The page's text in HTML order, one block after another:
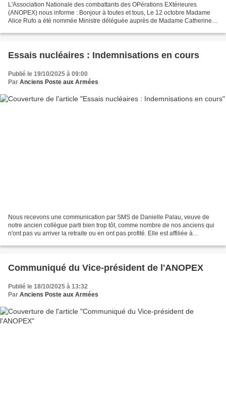
L'Association Nationale des combattants des OPérations EXtérieures
(ANOPEX) nous informe : Bonjour à toutes et tous, Le 12 octobre Madame
Alice Rufo a été nommée Ministre déléguée auprès de Madame Catherine
Essais nucléaires : Indemnisations en cours
Publié le 19/10/2025 à 09:00
Par Anciens Poste aux Armées
Nous recevons une communication par SMS de Danielle Palau, veuve de
notre ancien collègue parti bien trop tôt, comme nombre de nos anciens qui
n'ont pas vu arriver la retraite ou en ont pas profité. Elle est affiliée à
Communiqué du Vice-président de l'ANOPEX
Publié le 18/10/2025 à 13:32
Par Anciens Poste aux Armées